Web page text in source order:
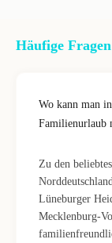
Häufige
Wo kann man
Familienurlaub
Zu den
Lüneburger
Mecklenburg-